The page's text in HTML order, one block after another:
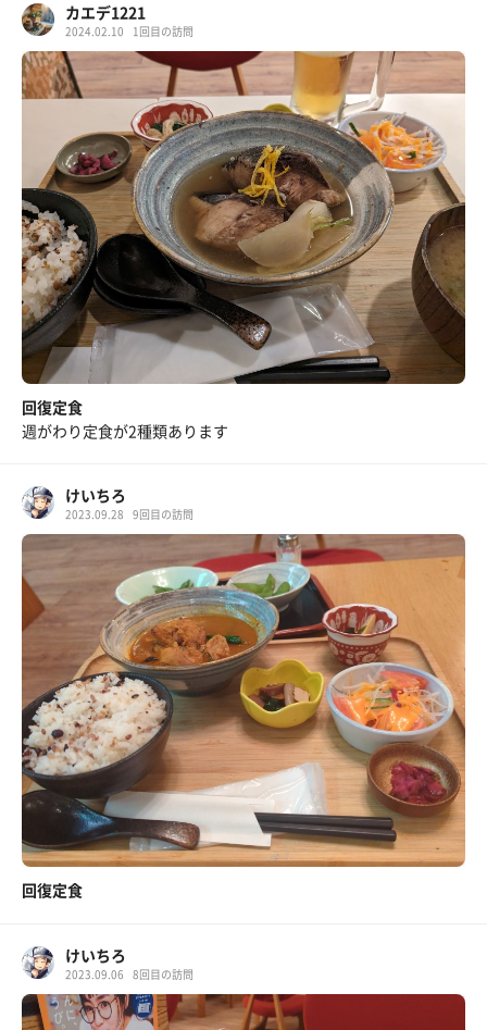
カエデ1221
2024.02.10 1回目の訪問
回復定食
週がわり定食が2種類あります
けいちろ
2023.09.28 9回目の訪問
回復定食
けいちろ
2023.09.06 8回目の訪問